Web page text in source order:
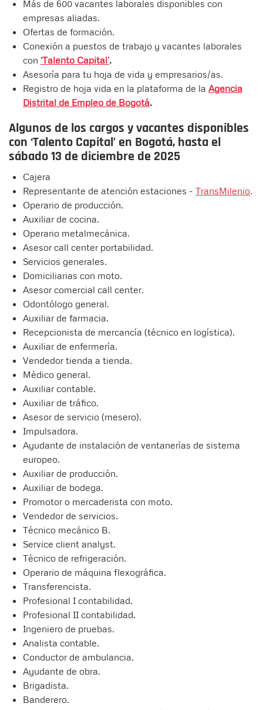
Más de 600 vacantes laborales disponibles con
empresas aliadas.
Ofertas de formación.
Conexión a puestos de trabajo y vacantes laborales
con ‘Talento Capital’.
Asesoría para tu hoja de vida y empresarios/as.
Registro de hoja vida en la plataforma de la Agencia
Distrital de Empleo de Bogotá.
Algunos de los cargos y vacantes disponibles
con ‘Talento Capital’ en Bogotá, hasta el
sábado 13 de diciembre de 2025
Cajera
Representante de atención estaciones - TransMilenio.
Operario de producción.
Auxiliar de cocina.
Operario metalmecánica.
Asesor call center portabilidad.
Servicios generales.
Domiciliarias con moto.
Asesor comercial call center.
Odontólogo general.
Auxiliar de farmacia.
Recepcionista de mercancía (técnico en logística).
Auxiliar de enfermería.
Vendedor tienda a tienda.
Médico general.
Auxiliar contable.
Auxiliar de tráfico.
Asesor de servicio (mesero).
Impulsadora.
Ayudante de instalación de ventanerías de sistema
europeo.
Auxiliar de producción.
Auxiliar de bodega.
Promotor o mercaderista con moto.
Vendedor de servicios.
Técnico mecánico B.
Service client analyst.
Técnico de refrigeración.
Operario de máquina flexográfica.
Transferencista.
Profesional I contabilidad.
Profesional II contabilidad.
Ingeniero de pruebas.
Analista contable.
Conductor de ambulancia.
Ayudante de obra.
Brigadista.
Banderero.